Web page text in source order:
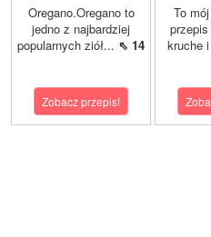
Oregano.Oregano to
jedno z najbardziej
popularnych ziół... ⇖ 14
Zobacz przepis!
To
kruche